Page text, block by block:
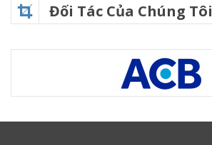
Đối Tác Của Chúng Tôi